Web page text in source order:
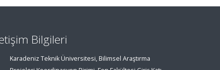
Bilgileri
Karadeniz Teknik Üniversitesi, Bilimsel Araştırma